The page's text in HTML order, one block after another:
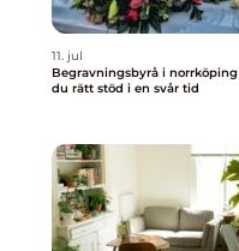
11. jul
Begravningsbyrå i norrköping så hittar
du rätt stöd i en svår tid